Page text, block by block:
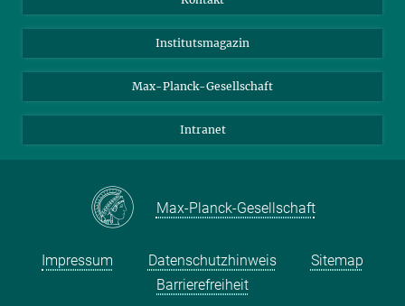
Fördernde
Schulen
Studierende
Bluesky
Facebook
YouTube
Institutsmagazin
Max-Planck-Gesellschaft
Intranet
Max-Planck-Gesellschaft
Impressum Datenschutzhinweis
Sitemap
Barrierefreiheit